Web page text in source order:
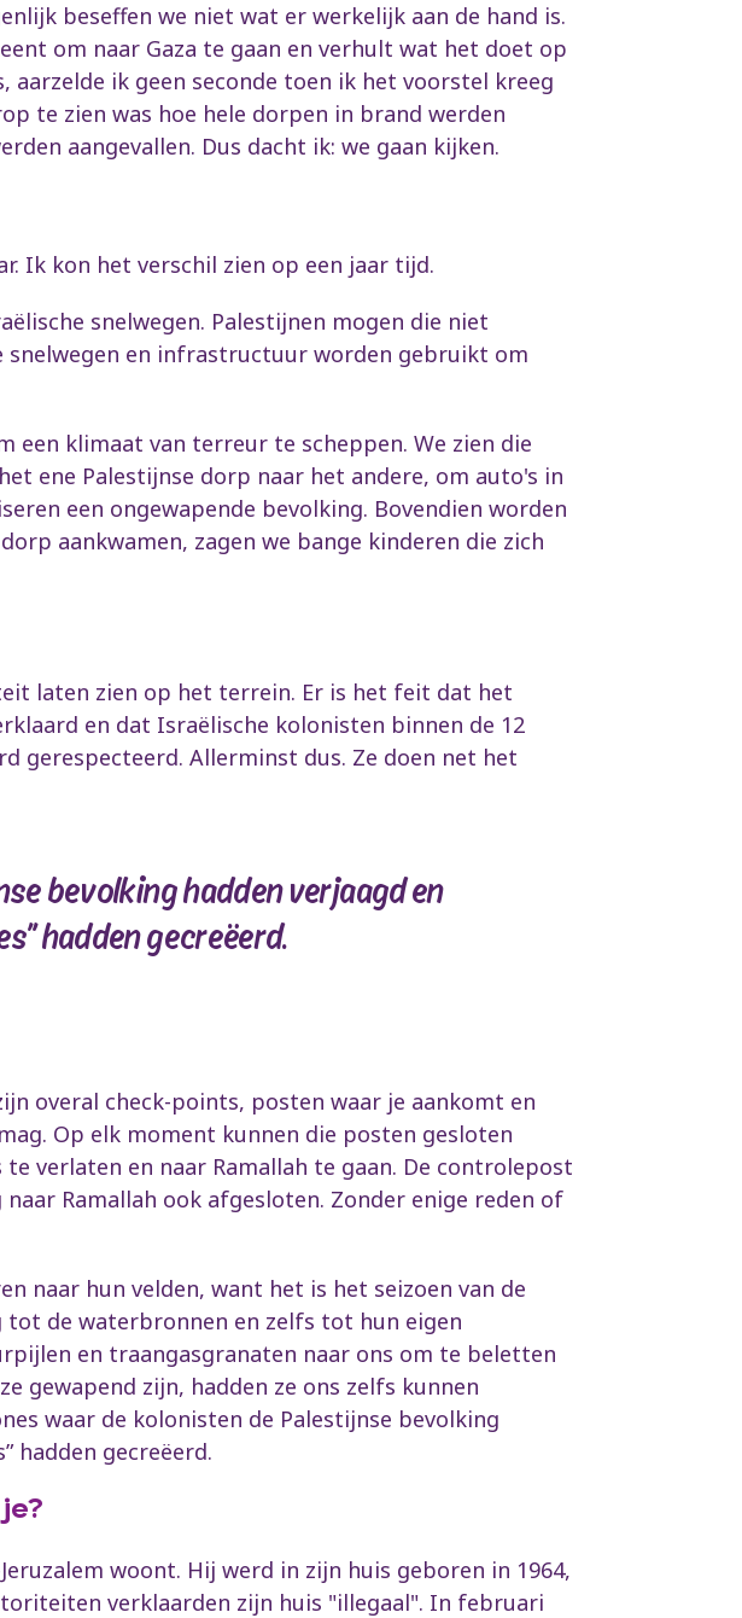
beseffen we niet wat er werkelijk aan de hand is.
om naar Gaza te gaan en verhult wat het doet op
aarzelde ik geen seconde toen ik het voorstel kreeg
te zien was hoe hele dorpen in brand werden
aangevallen. Dus dacht ik: we gaan kijken.
Ik kon het verschil zien op een jaar tijd.
snelwegen. Palestijnen mogen die niet
snelwegen en infrastructuur worden gebruikt om
een klimaat van terreur te scheppen. We zien die
ene Palestijnse dorp naar het andere, om auto's in
een ongewapende bevolking. Bovendien worden
aankwamen, zagen we bange kinderen die zich
laten zien op het terrein. Er is het feit dat het
en dat Israëlische kolonisten binnen de 12
gerespecteerd. Allerminst dus. Ze doen net het
bevolking hadden verjaagd en
hadden gecreëerd.
overal check-points, posten waar je aankomt en
Op elk moment kunnen die posten gesloten
verlaten en naar Ramallah te gaan. De controlepost
Ramallah ook afgesloten. Zonder enige reden of
naar hun velden, want het is het seizoen van de
de waterbronnen en zelfs tot hun eigen
en traangasgranaten naar ons om te beletten
gewapend zijn, hadden ze ons zelfs kunnen
waar de kolonisten de Palestijnse bevolking
hadden gecreëerd.
woont. Hij werd in zijn huis geboren in 1964,
verklaarden zijn huis "illegaal". In februari